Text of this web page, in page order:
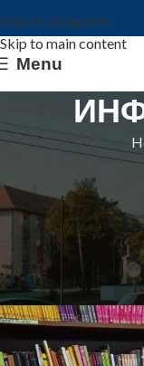
Skip to navigation
Skip to main content
Menu
ИЗЛОЖБА